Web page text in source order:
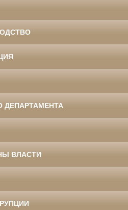
ДЕПАРТАМЕНТА
ВЛАСТИ